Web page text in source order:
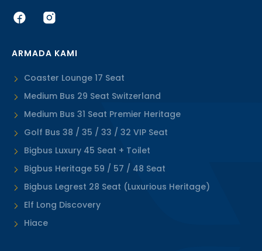
ARMADA KAMI
Coaster Lounge 17 Seat
Medium Bus 29 Seat Switzerland
Medium Bus 31 Seat Premier Heritage
Golf Bus 38 / 35 / 33 / 32 VIP Seat
Bigbus Luxury 45 Seat + Toilet
Bigbus Heritage 59 / 57 / 48 Seat
Bigbus Legrest 28 Seat (Luxurious Heritage)
Elf Long Discovery
Hiace